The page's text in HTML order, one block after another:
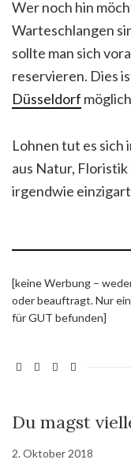
Wer noch hin
Warteschlangen
sollte man sich
reservieren. Dies
Düsseldorf
Lohnen tut es sich
aus Natur,
irgendwie
[keine Werbung –
oder beauftragt. Nur
für GUT befunden]
Du magst
2. Oktober 2018